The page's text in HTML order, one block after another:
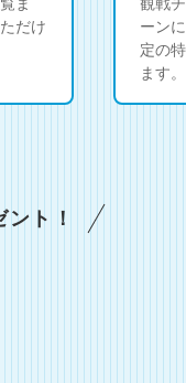
だけ
ーン
定の
ます。
ト！